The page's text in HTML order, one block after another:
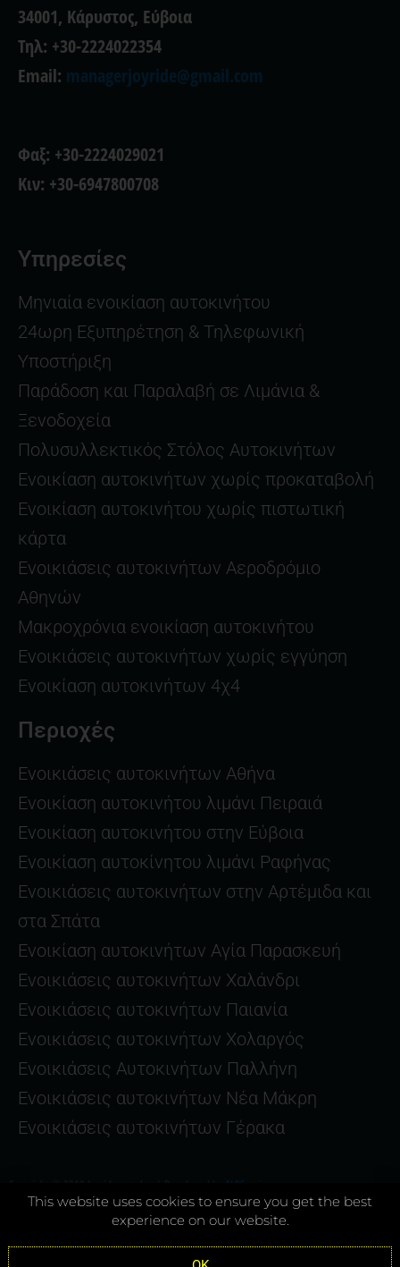
Περιοχές
Ενοικιάσεις αυτοκινήτων Αθήνα
Ενοικίαση αυτοκινήτου λιμάνι Πειραιά
Ενοικίαση αυτοκινήτου στην Εύβοια
Ενοικίαση αυτοκίνητου λιμάνι Ραφήνας
Ενοικιάσεις αυτοκινήτων στην Αρτέμιδα και
στα Σπάτα
Ενοικίαση αυτοκινήτων Αγία Παρασκευή
Ενοικιάσεις αυτοκινήτων Χαλάνδρι
Ενοικιάσεις αυτοκινήτων Παιανία
Ενοικιάσεις αυτοκινήτων Χολαργός
Ενοικιάσεις Αυτοκινήτων Παλλήνη
Ενοικιάσεις αυτοκινήτων Νέα Μάκρη
Ενοικιάσεις αυτοκινήτων Γέρακα
Υπηρεσίες
Μηνιαία ενοικίαση αυτοκινήτου
24ωρη Εξυπηρέτηση & Τηλεφωνική
Υποστήριξη
Παράδοση και Παραλαβή σε Λιμάνια &
Ξενοδοχεία
Πολυσυλλεκτικός Στόλος Αυτοκινήτων
Ενοικίαση αυτοκινήτων χωρίς προκαταβολή
Ενοικίαση αυτοκινήτου χωρίς πιστωτική
κάρτα
Ενοικιάσεις αυτοκινήτων Αεροδρόμιο
Αθηνών
Μακροχρόνια ενοικίαση αυτοκινήτου
Ενοικιάσεις αυτοκινήτων χωρίς εγγύηση
Ενοικίαση αυτοκινήτων 4χ4
34001, Κάρυστος, Εύβοια
Τηλ: +30-2224022354
Email: managerjoyride@gmail.com
Φαξ: +30-2224029021
Κιν: +30-6947800708
AIOServices.gr
Όροι και Προϋποθέσεις–Προσωπικά Δεδομένα
This website uses cookies to ensure you get the best
experience on our website.